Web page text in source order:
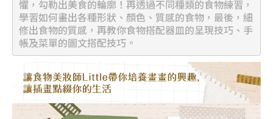
懼，勾勒出美食的輪廓！再透過不同種類的食物練習，
學習如何畫出各種形狀、顏色、質感的食物，最後，細
修出食物的質感，再教你食物搭配器皿的呈現技巧、手
帳及菜單的圖文搭配技巧。